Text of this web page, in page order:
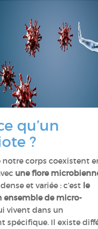
qu’un
?
notre corps coexistent
une flore
et variée : c’est le
ensemble de micro-
vivent dans un
spécifique. Il existe